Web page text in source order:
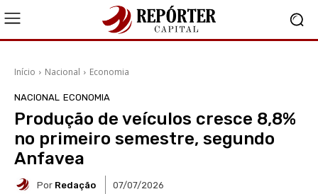
Início Nacional Economia
NACIONAL ECONOMIA
Produção de veículos cresce 8,8%
no primeiro semestre, segundo
Anfavea
Por Redação 07/07/2026